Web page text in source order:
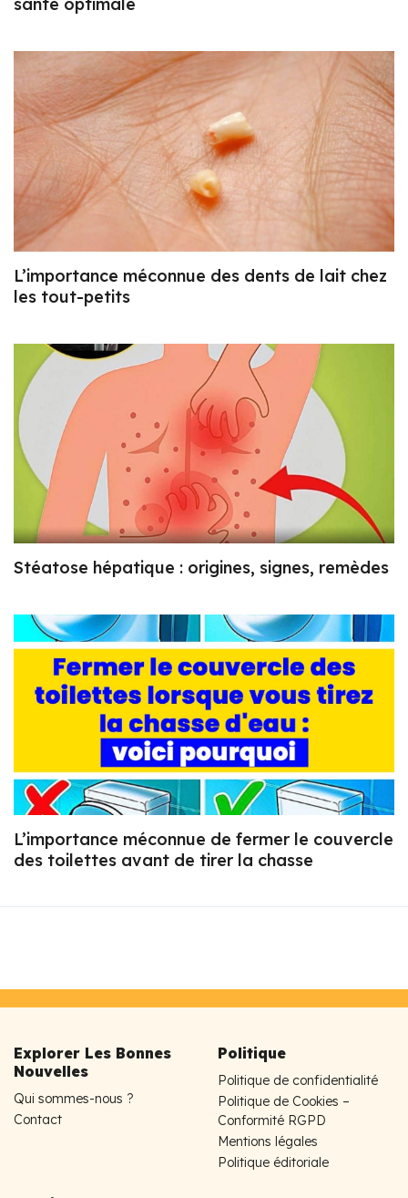
santé optimale
L’importance méconnue des dents de lait chez
les tout-petits
Stéatose hépatique : origines, signes, remèdes
L’importance méconnue de fermer le couvercle
des toilettes avant de tirer la chasse
Explorer Les Bonnes
Nouvelles
Qui sommes-nous ?
Contact
Politique
Politique de confidentialité
Politique de Cookies –
Conformité RGPD
Mentions légales
Politique éditoriale